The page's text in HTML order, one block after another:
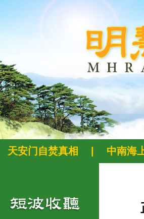
天安门自焚真相 中南海